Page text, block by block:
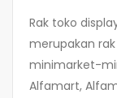
Rak toko
merupakan
minimarket-
Alfamart,